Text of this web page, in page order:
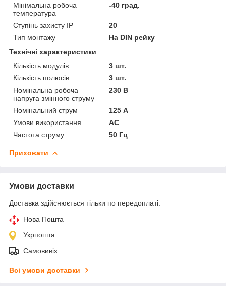
Мінімальна робоча
температура
-40 град.
Ступінь захисту IP
20
Тип монтажу
На DIN рейку
Технічні характеристики
Кількість модулів
3 шт.
Кількість полюсів
3 шт.
Номінальна робоча
напруга змінного струму
230 В
Номінальний струм
125 А
Умови використання
АС
Частота струму
50 Гц
Приховати
Умови доставки
Доставка здійснюється тільки по передоплаті.
Нова Пошта
Укрпошта
Самовивіз
Всі умови доставки